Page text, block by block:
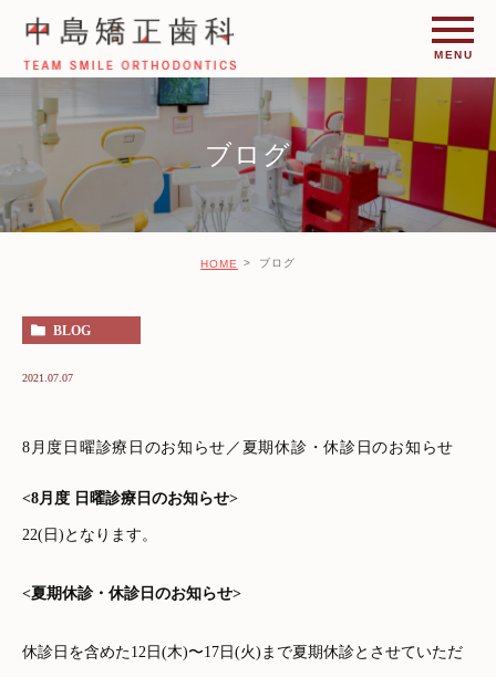
ブログ
HOME ブログ
BLOG
2021.07.07
8月度日曜診療日のお知らせ／夏期休診・休診日のお知らせ
<8月度 日曜診療日のお知らせ>
22(日) となります。
<夏期休診・休診日のお知らせ>
休診日を含めた12日(木)〜17日(火)まで夏期休診とさせていただ